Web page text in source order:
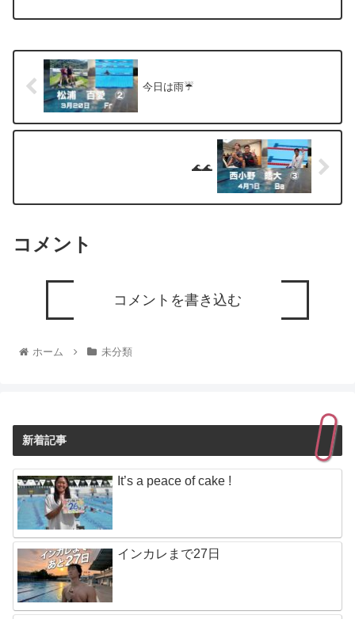
今日は雨☔️
🌊🌊
コメント
コメントを書き込む
ホーム 未分類
新着記事
It’s a peace of cake !
インカレまで27日